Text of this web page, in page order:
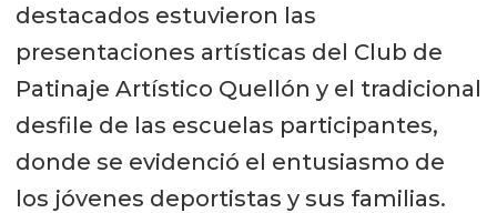
destacados estuvieron las
presentaciones artísticas del Club de
Patinaje Artístico Quellón y el tradicional
desfile de las escuelas participantes,
donde se evidenció el entusiasmo de
los jóvenes deportistas y sus familias.